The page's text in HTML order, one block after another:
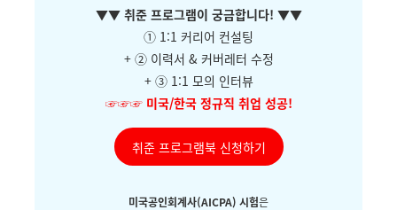
▼▼ 취준 프로그램이 궁금합니다! ▼▼
① 1:1 커리어 컨설팅
+ ② 이력서 & 커버레터 수정
+ ③ 1:1 모의 인터뷰
☞☞☞ 미국/한국 정규직 취업 성공!
취준 프로그램북 신청하기
미국공인회계사(AICPA) 시험은